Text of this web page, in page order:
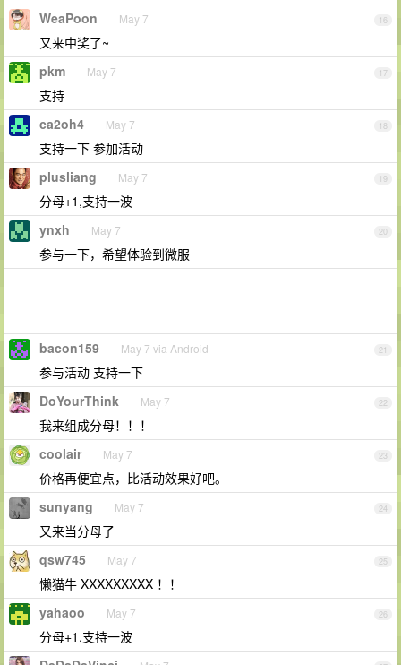
16
WeaPoon May 7
又来中奖了~
17
pkm May 7
支持
18
ca2oh4 May 7
支持一下 参加活动
19
plusliang May 7
分母+1,支持一波
20
ynxh May 7
参与一下，希望体验到微服
21
bacon159 May 7 via Android
参与活动 支持一下
22
DoYourThink May 7
我来组成分母！！！
23
coolair May 7
价格再便宜点，比活动效果好吧。
24
sunyang May 7
又来当分母了
25
qsw745 May 7
懒猫牛 XXXXXXXXX ！！
26
yahaoo May 7
分母+1,支持一波